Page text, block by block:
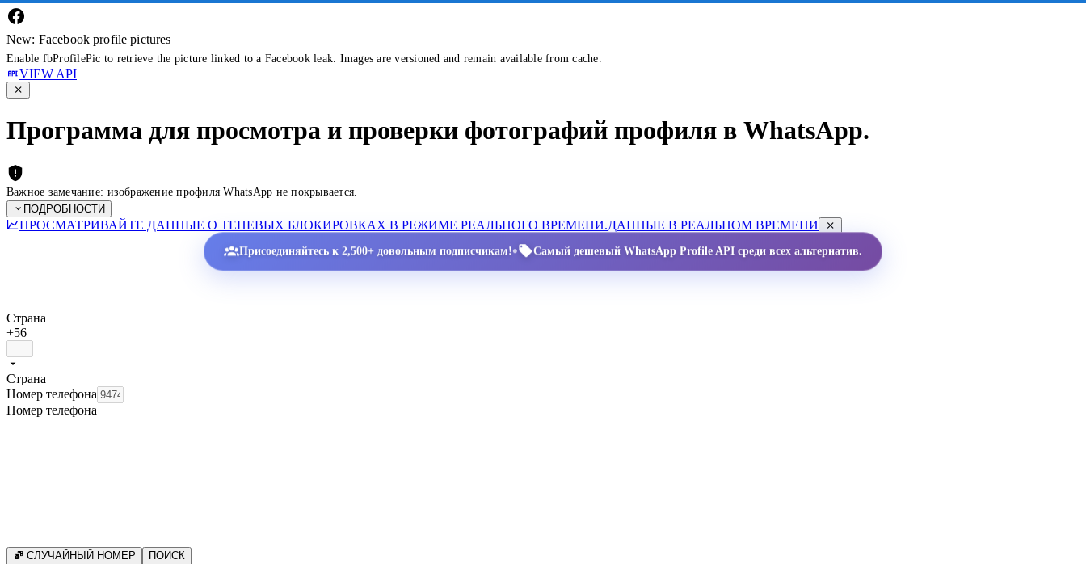
New: Facebook profile pictures
Enable fbProfilePic to retrieve the picture linked to a Facebook leak. Images are versioned and remain available from cache.
VIEW API
Программа для просмотра и проверки фотографий профиля в WhatsApp.
Важное замечание: изображение профиля WhatsApp не покрывается.
ПОДРОБНОСТИ
ПРОСМАТРИВАЙТЕ ДАННЫЕ О ТЕНЕВЫХ БЛОКИРОВКАХ В РЕЖИМЕ РЕАЛЬНОГО ВРЕМЕНИ.ДАННЫЕ В РЕАЛЬНОМ ВРЕМЕНИ
Присоединяйтесь к 2,500+ довольным подписчикам!• Самый дешевый WhatsApp Profile API среди всех альтернатив.
Страна
+56
Страна
Номер телефона
Номер телефона
СЛУЧАЙНЫЙ НОМЕР ПОИСК